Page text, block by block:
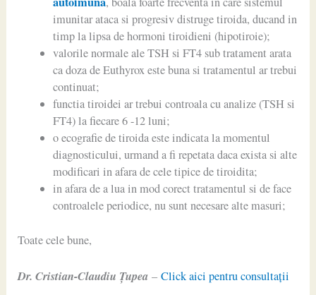
imunitar ataca si progresiv distruge tiroida, ducand in
timp la lipsa de hormoni tiroidieni (hipotiroie);
valorile normale ale TSH si FT4 sub tratament arata
ca doza de Euthyrox este buna si tratamentul ar trebui
continuat;
functia tiroidei ar trebui controala cu analize (TSH si
FT4) la fiecare 6 -12 luni;
o ecografie de tiroida este indicata la momentul
diagnosticului, urmand a fi repetata daca exista si alte
modificari in afara de cele tipice de tiroidita;
in afara de a lua in mod corect tratamentul si de face
controalele periodice, nu sunt necesare alte masuri;
Toate cele bune,
Dr. Cristian-Claudiu Ţupea –Click aici pentru consultaţii